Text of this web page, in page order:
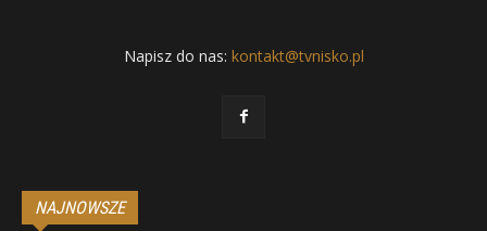
Napisz do nas: kontakt@tvnisko.pl
NAJNOWSZE